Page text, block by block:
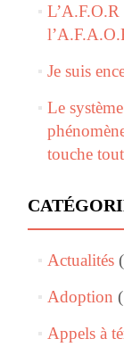
L’A.F.O.R
Je suis
Le
touche
Actualités
Adoption
Appels à